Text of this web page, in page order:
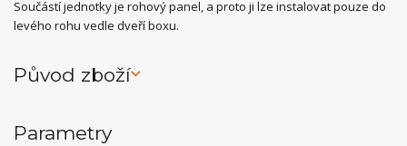
Součástí jednotky je rohový panel, a proto ji lze instalovat pouze do
levého rohu vedle dveří boxu.
Původ zboží
Parametry